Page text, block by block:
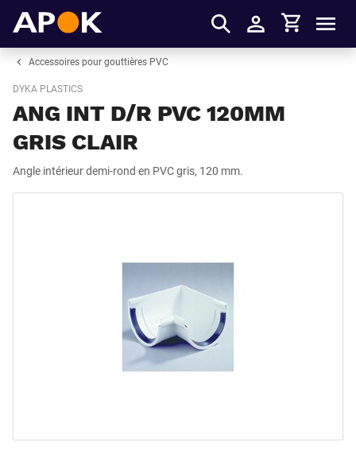
S'identifier
Panier
Accessoires pour gouttières PVC
DYKA PLASTICS
ANG INT D/R PVC 120MM
GRIS CLAIR
Angle intérieur demi-rond en PVC gris, 120 mm.